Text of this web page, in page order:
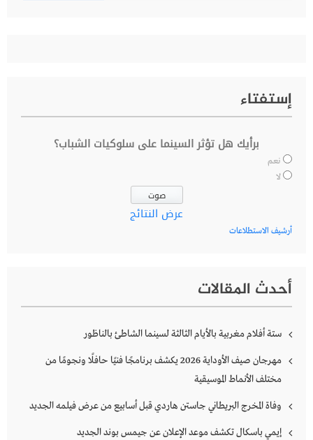
إستفتاء
برأيك هل تؤثر السينما على سلوكيات الشباب؟
نعم
لا
عرض النتائج
أرشيف الاستطلاعات
أحدث المقالات
ستة أفلام مغربية بالأيام الثالثة لسينما الشاطئ بالناظور
مهرجان صيف الأوداية 2026 يكشف برنامجًا فنيًا حافلًا ونجومًا من
مختلف الأنماط الموسيقية
وفاة المخرج البريطاني جاستن هاردي قبل أسابيع من عرض فيلمه الجديد
إيمي باسكال تكشف موعد الإعلان عن جيمس بوند الجديد